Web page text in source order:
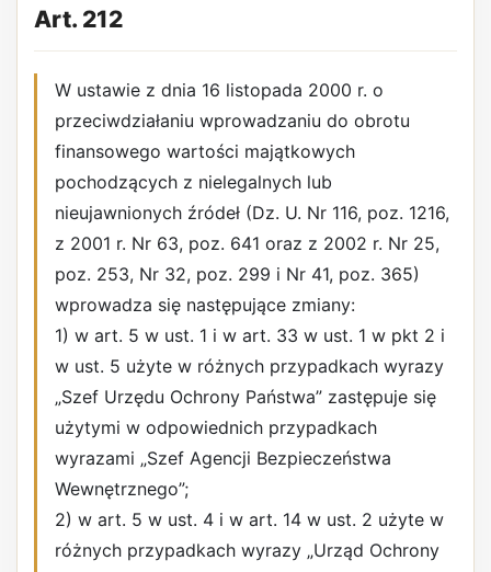
Art. 212
W ustawie z dnia 16 listopada 2000 r. o
przeciwdziałaniu wprowadzaniu do obrotu
finansowego wartości majątkowych
pochodzących z nielegalnych lub
nieujawnionych źródeł (Dz. U. Nr 116, poz. 1216,
z 2001 r. Nr 63, poz. 641 oraz z 2002 r. Nr 25,
poz. 253, Nr 32, poz. 299 i Nr 41, poz. 365)
wprowadza się następujące zmiany:
1) w art. 5 w ust. 1 i w art. 33 w ust. 1 w pkt 2 i
w ust. 5 użyte w różnych przypadkach wyrazy
„Szef Urzędu Ochrony Państwa” zastępuje się
użytymi w odpowiednich przypadkach
wyrazami „Szef Agencji Bezpieczeństwa
Wewnętrznego”;
2) w art. 5 w ust. 4 i w art. 14 w ust. 2 użyte w
różnych przypadkach wyrazy „Urząd Ochrony